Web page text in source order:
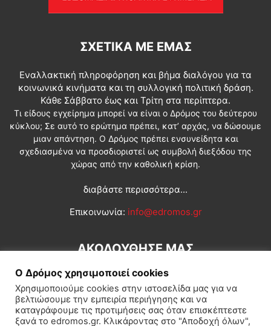
ΣΧΕΤΙΚΆ ΜΕ ΕΜΆΣ
Εναλλακτική πληροφόρηση και βήμα διαλόγου για τα
κοινωνικά κινήματα και τη συλλογική πολιτική δράση.
Κάθε Σάββατο έως και Τρίτη στα περίπτερα.
Τι είδους εγχείρημα μπορεί να είναι ο Δρόμος του δεύτερου
κύκλου; Σε αυτό το ερώτημα πρέπει, κατ’ αρχάς, να δώσουμε
μιαν απάντηση. Ο Δρόμος πρέπει ενσυνείδητα και
σχεδιασμένα να προσδιοριστεί ως συμβολή διεξόδου της
χώρας από την καθολική κρίση.
διαβάστε περισσότερα...
Επικοινωνία: info@edromos.gr
ΑΚΟΛΟΥΘΗΣΕ ΜΑΣ
Ο Δρόμος χρησιμοποιεί cookies
Χρησιμοποιούμε cookies στην ιστοσελίδα μας για να
βελτιώσουμε την εμπειρία περιήγησης και να
καταγράφουμε τις προτιμήσεις σας όταν επισκέπτεστε
ξανά το edromos.gr. Κλικάροντας στο "Αποδοχή όλων",